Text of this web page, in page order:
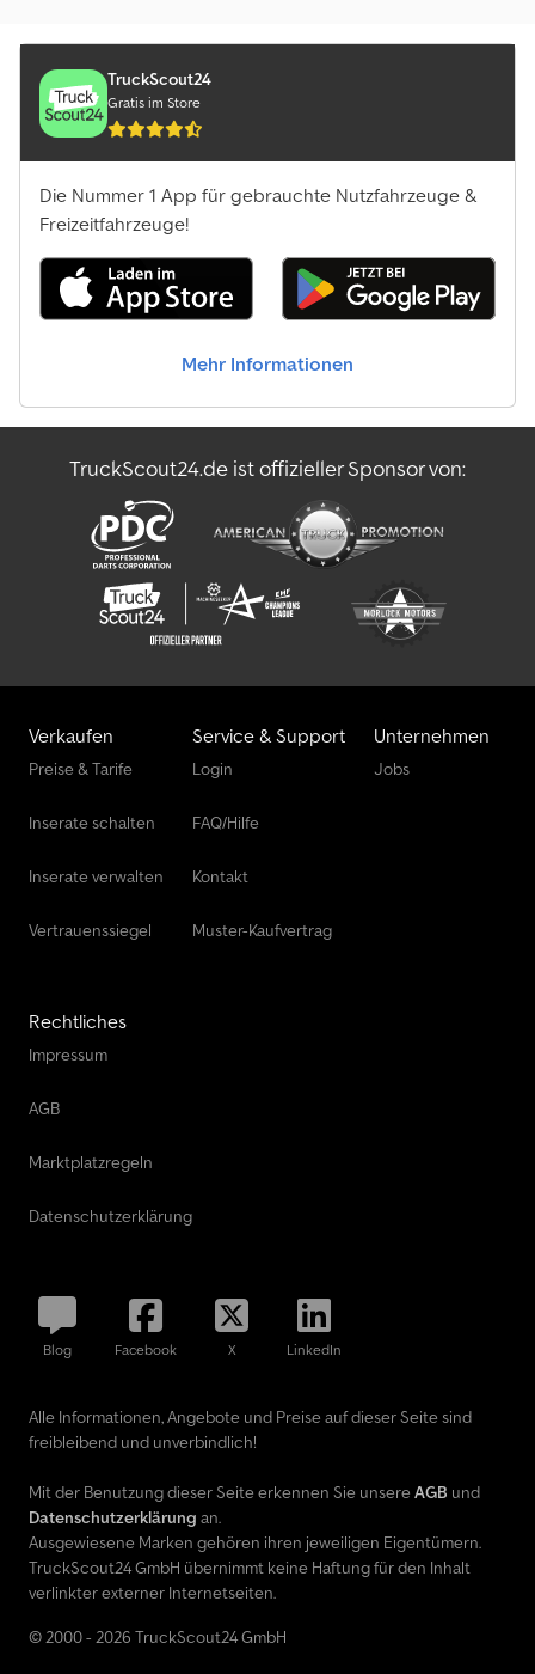
TruckScout24
Gratis im Store
Die Nummer 1 App für gebrauchte Nutzfahrzeuge &
Freizeitfahrzeuge!
Mehr Informationen
TruckScout24.de ist offizieller Sponsor von:
Verkaufen
Preise & Tarife
Inserate schalten
Inserate verwalten
Vertrauenssiegel
Service & Support
Login
FAQ/Hilfe
Kontakt
Muster-Kaufvertrag
Unternehmen
Jobs
Rechtliches
Impressum
AGB
Marktplatzregeln
Datenschutzerklärung
Blog Facebook X LinkedIn
Alle Informationen, Angebote und Preise auf dieser Seite sind
freibleibend und unverbindlich!
Mit der Benutzung dieser Seite erkennen Sie unsere AGB und
Datenschutzerklärung an.
Ausgewiesene Marken gehören ihren jeweiligen Eigentümern.
TruckScout24 GmbH übernimmt keine Haftung für den Inhalt
verlinkter externer Internetseiten.
© 2000 - 2026 TruckScout24 GmbH